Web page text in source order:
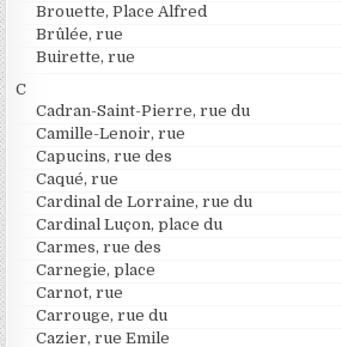
Brouette, Place Alfred
Brûlée, rue
Buirette, rue
C
Cadran-Saint-Pierre, rue du
Camille-Lenoir, rue
Capucins, rue des
Caqué, rue
Cardinal de Lorraine, rue du
Cardinal Luçon, place du
Carmes, rue des
Carnegie, place
Carnot, rue
Carrouge, rue du
Cazier, rue Emile